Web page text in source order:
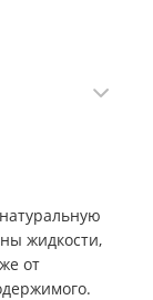
жидкости,
от